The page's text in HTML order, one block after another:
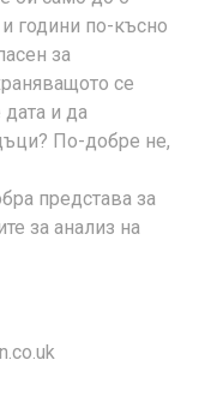
години по-късно
за
се
дата и да
По-добре не,
представа за
за анализ на